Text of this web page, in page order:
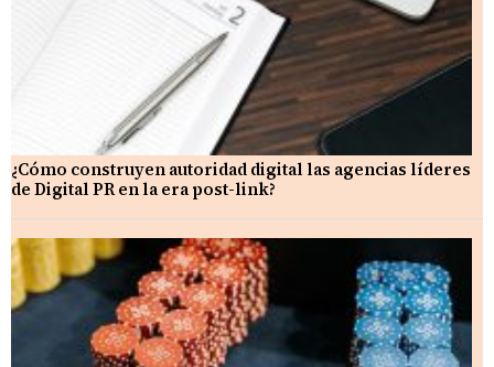
¿Cómo construyen autoridad digital las agencias líderes
de Digital PR en la era post-link?